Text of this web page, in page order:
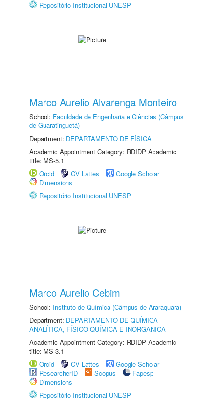
Repositório Institucional UNESP
Marco Aurelio Alvarenga Monteiro
School: Faculdade de Engenharia e Ciências (Câmpus
de Guaratinguetá)
Department: DEPARTAMENTO DE FÍSICA
Academic Appointment Category: RDIDP Academic
title: MS-5.1
Orcid
CV Lattes
Google Scholar
Dimensions
Repositório Institucional UNESP
Marco Aurelio Cebim
School: Instituto de Química (Câmpus de Araraquara)
Department: DEPARTAMENTO DE QUÍMICA
ANALÍTICA, FÍSICO-QUÍMICA E INORGÂNICA
Academic Appointment Category: RDIDP Academic
title: MS-3.1
Orcid
CV Lattes
Google Scholar
ResearcherID
Scopus
Fapesp
Dimensions
Repositório Institucional UNESP